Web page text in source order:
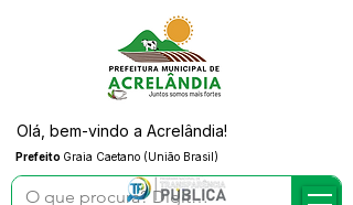
Prefeito Graia Caetano (União Brasil)
Olá, bem-vindo a Acrelândia!